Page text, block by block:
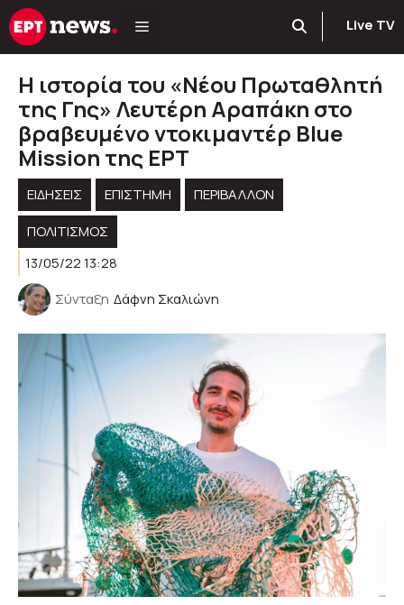
Μετάβαση
σε
Live TV
Η ιστορία του «Νέου Πρωταθλητή
της Γης» Λευτέρη Αραπάκη στο
βραβευμένο ντοκιμαντέρ Blue
Mission της ΕΡΤ
ΕΙΔΗΣΕΙΣ ΕΠΙΣΤΗΜΗ
ΠΕΡΙΒΆΛΛΟΝ
ΠΟΛΙΤΙΣΜΟΣ
13/05/22 13:28
Σύνταξη Δάφνη Σκαλιώνη